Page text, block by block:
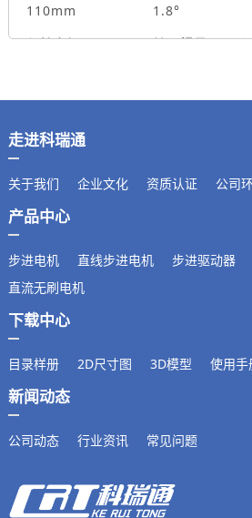
重量kg
9.1
110mm
1.8°
保持力矩N.m
转子惯量g.cm²
轴径
出轴方式
11.7
走进科瑞通
关于我们 企业文化 资质认证 公司
产品中心
步进电机 直线步进电机 步进驱动器
直流无刷电机
下载中心
目录样册 2D尺寸图 3D模型 使用手
新闻动态
公司动态 行业资讯 常见问题